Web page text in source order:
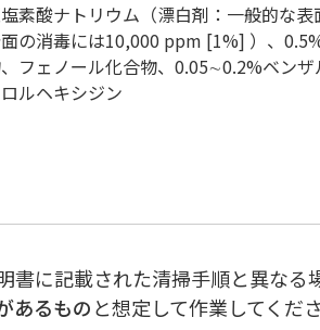
素酸ナトリウム（漂白剤：一般的な
の消毒には10,000 ppm [1%] ）、
フェノール化合物、0.05∼0.2%ベン
ルヘキシジン
書に記載された清掃手順と異なる
あるものと想定して作業してくださ